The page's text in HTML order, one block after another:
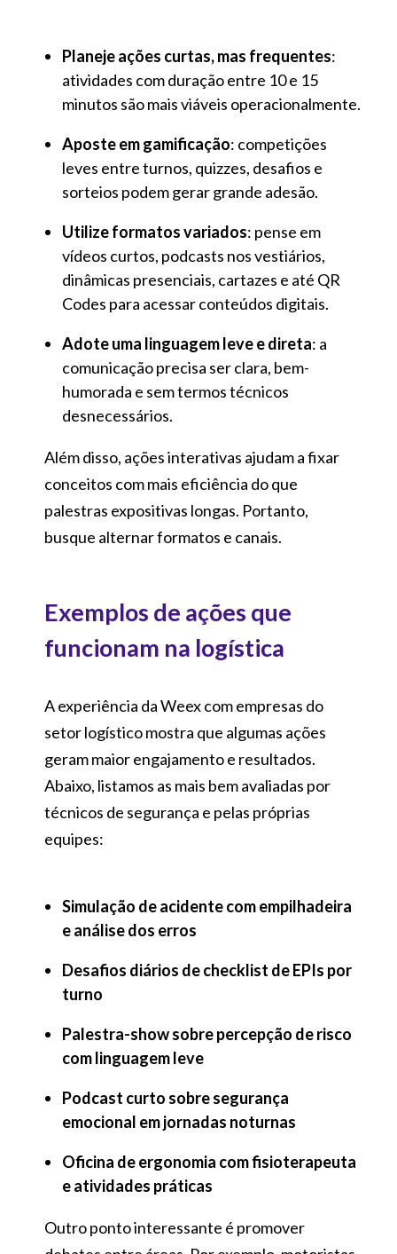
Planeje ações curtas, mas frequentes:
atividades com duração entre 10 e 15
minutos são mais viáveis operacionalmente.
Aposte em gamificação: competições
leves entre turnos, quizzes, desafios e
sorteios podem gerar grande adesão.
Utilize formatos variados: pense em
vídeos curtos, podcasts nos vestiários,
dinâmicas presenciais, cartazes e até QR
Codes para acessar conteúdos digitais.
Adote uma linguagem leve e direta: a
comunicação precisa ser clara, bem-
humorada e sem termos técnicos
desnecessários.
Além disso, ações interativas ajudam a fixar
conceitos com mais eficiência do que
palestras expositivas longas. Portanto,
busque alternar formatos e canais.
Exemplos de ações que
funcionam na logística
A experiência da Weex com empresas do
setor logístico mostra que algumas ações
geram maior engajamento e resultados.
Abaixo, listamos as mais bem avaliadas por
técnicos de segurança e pelas próprias
equipes:
Simulação de acidente com empilhadeira
e análise dos erros
Desafios diários de checklist de EPIs por
turno
Palestra-show sobre percepção de risco
com linguagem leve
Podcast curto sobre segurança
emocional em jornadas noturnas
Oficina de ergonomia com fisioterapeuta
e atividades práticas
Outro ponto interessante é promover